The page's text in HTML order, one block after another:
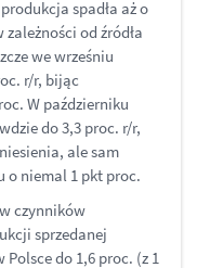
spadła aż o
od źródła
we wrześniu
r/r, bijąc
W październiku
do 3,3 proc. r/r,
ale sam
o niemal 1 pkt proc.
czynników
sprzedanej
Polsce do 1,6 proc. (z 1